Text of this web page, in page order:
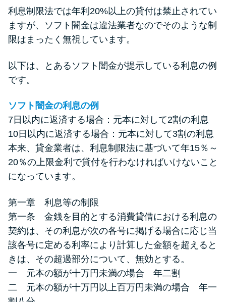
利息制限法では年利20%以上の貸付は禁止されてい
ますが、ソフト闇金は違法業者なのでそのような制
限はまったく無視しています。
以下は、とあるソフト闇金が提示している利息の例
です。
ソフト闇金の利息の例
7日以内に返済する場合：元本に対して2割の利息
10日以内に返済する場合：元本に対して3割の利息
本来、貸金業者は、利息制限法に基づいて年15％～
20％の上限金利で貸付を行わなければいけないこと
になっています。
第一章 利息等の制限
第一条 金銭を目的とする消費貸借における利息の
契約は、その利息が次の各号に掲げる場合に応じ当
該各号に定める利率により計算した金額を超えると
きは、その超過部分について、無効とする。
一 元本の額が十万円未満の場合 年二割
二 元本の額が十万円以上百万円未満の場合 年一